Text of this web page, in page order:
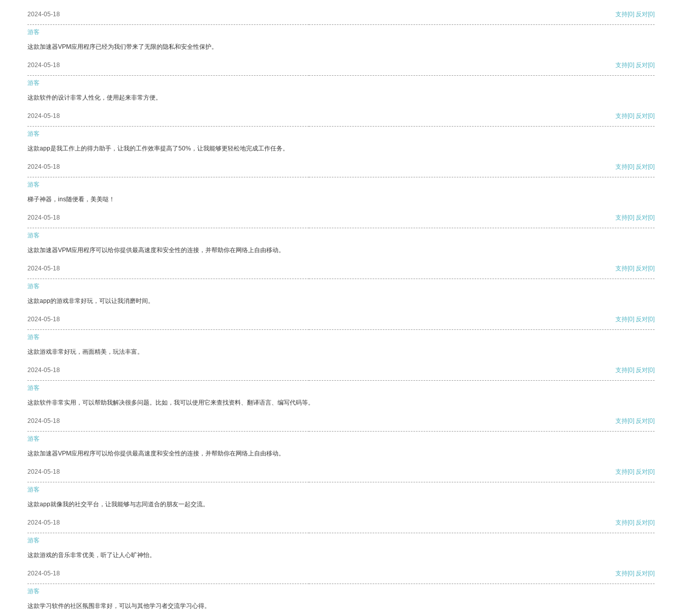
2024-05-18 支持[0] 反对[0]
游客
这款加速器VPM应用程序已经为我们带来了无限的隐私和安全性保护。
2024-05-18 支持[0] 反对[0]
游客
这款软件的设计非常人性化，使用起来非常方便。
2024-05-18 支持[0] 反对[0]
游客
这款app是我工作上的得力助手，让我的工作效率提高了50%，让我能够更轻松地完成工作任务。
2024-05-18 支持[0] 反对[0]
游客
梯子神器，ins随便看，美美哒！
2024-05-18 支持[0] 反对[0]
游客
这款加速器VPM应用程序可以给你提供最高速度和安全性的连接，并帮助你在网络上自由移动。
2024-05-18 支持[0] 反对[0]
游客
这款app的游戏非常好玩，可以让我消磨时间。
2024-05-18 支持[0] 反对[0]
游客
这款游戏非常好玩，画面精美，玩法丰富。
2024-05-18 支持[0] 反对[0]
游客
这款软件非常实用，可以帮助我解决很多问题。比如，我可以使用它来查找资料、翻译语言、编写代码等。
2024-05-18 支持[0] 反对[0]
游客
这款加速器VPM应用程序可以给你提供最高速度和安全性的连接，并帮助你在网络上自由移动。
2024-05-18 支持[0] 反对[0]
游客
这款app就像我的社交平台，让我能够与志同道合的朋友一起交流。
2024-05-18 支持[0] 反对[0]
游客
这款游戏的音乐非常优美，听了让人心旷神怡。
2024-05-18 支持[0] 反对[0]
游客
这款学习软件的社区氛围非常好，可以与其他学习者交流学习心得。